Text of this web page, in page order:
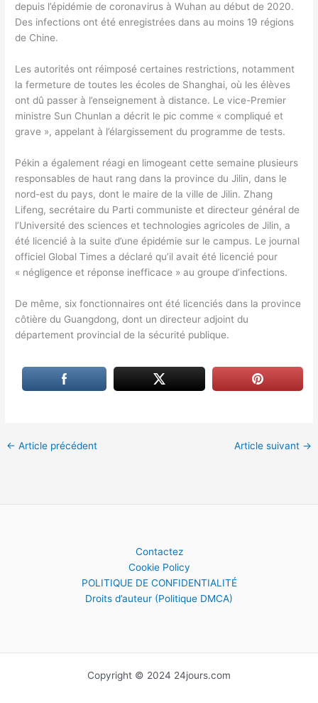
depuis l’épidémie de coronavirus à Wuhan au début de 2020.
Des infections ont été enregistrées dans au moins 19 régions
de Chine.
Les autorités ont réimposé certaines restrictions, notamment
la fermeture de toutes les écoles de Shanghai, où les élèves
ont dû passer à l’enseignement à distance. Le vice-Premier
ministre Sun Chunlan a décrit le pic comme « compliqué et
grave », appelant à l’élargissement du programme de tests.
Pékin a également réagi en limogeant cette semaine plusieurs
responsables de haut rang dans la province du Jilin, dans le
nord-est du pays, dont le maire de la ville de Jilin. Zhang
Lifeng, secrétaire du Parti communiste et directeur général de
l’Université des sciences et technologies agricoles de Jilin, a
été licencié à la suite d’une épidémie sur le campus. Le journal
officiel Global Times a déclaré qu’il avait été licencié pour
« négligence et réponse inefficace » au groupe d’infections.
De même, six fonctionnaires ont été licenciés dans la province
côtière du Guangdong, dont un directeur adjoint du
département provincial de la sécurité publique.
← Article précédent Article suivant →
Contactez
Cookie Policy
POLITIQUE DE CONFIDENTIALITÉ
Droits d’auteur (Politique DMCA)
Copyright © 2024 24jours.com